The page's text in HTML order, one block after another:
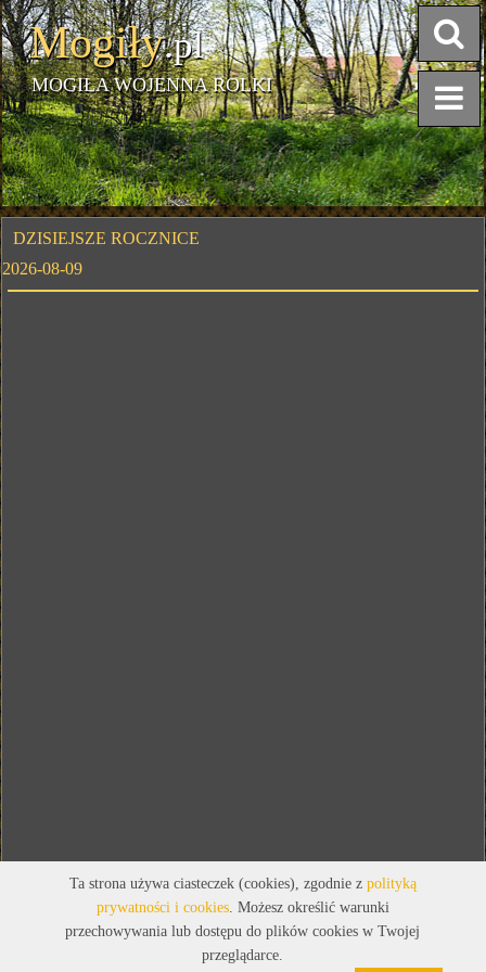
Mogiły.pl
MOGIŁA WOJENNA ROLKI
DZISIEJSZE ROCZNICE
2026-08-09
Ta strona używa ciasteczek (cookies), zgodnie z polityką
prywatności i cookies. Możesz określić warunki
przechowywania lub dostępu do plików cookies w Twojej
przeglądarce.